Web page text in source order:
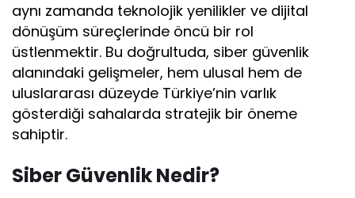
aynı zamanda teknolojik yenilikler ve dijital
dönüşüm süreçlerinde öncü bir rol
üstlenmektir. Bu doğrultuda, siber güvenlik
alanındaki gelişmeler, hem ulusal hem de
uluslararası düzeyde Türkiye’nin varlık
gösterdiği sahalarda stratejik bir öneme
sahiptir.
Siber Güvenlik Nedir?